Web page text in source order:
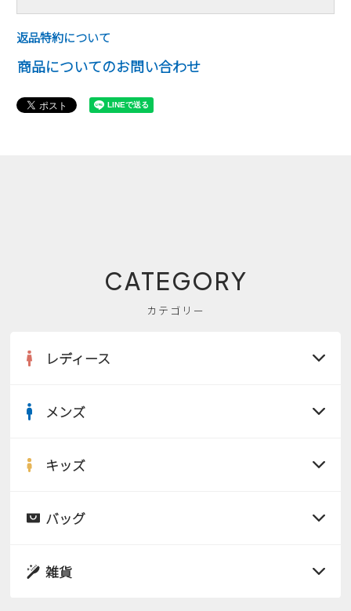
返品特約について
商品についてのお問い合わせ
CATEGORY
カテゴリー
レディース
サンダル
スニーカー
メンズ
サンダル
キッズ
サンダル
バッグ
雑貨